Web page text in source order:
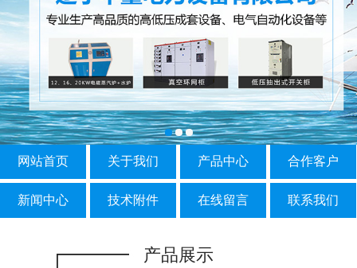
网站首页 关于我们 产品中心 合作客户
新闻中心 技术附件 在线留言 联系我们
产品展示